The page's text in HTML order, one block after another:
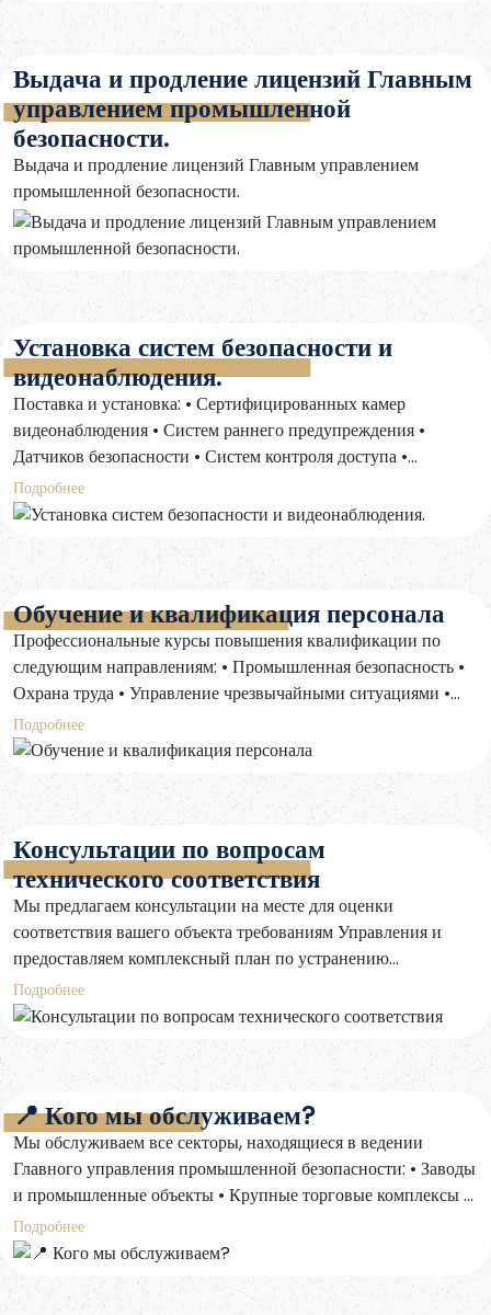
Выдача и продление лицензий Главным
управлением промышленной
безопасности.
Выдача и продление лицензий Главным управлением
промышленной безопасности.
Установка систем безопасности и
видеонаблюдения.
Поставка и установка: • Сертифицированных камер
видеонаблюдения • Систем раннего предупреждения •
Датчиков безопасности • Систем контроля доступа •
Автоматических систем пожаротушения
Подробнее
Обучение и квалификация персонала
Профессиональные курсы повышения квалификации по
следующим направлениям: • Промышленная безопасность •
Охрана труда • Управление чрезвычайными ситуациями •
Пожаротушение
Подробнее
Консультации по вопросам
технического соответствия
Мы предлагаем консультации на месте для оценки
соответствия вашего объекта требованиям Управления и
предоставляем комплексный план по устранению
выявленных нарушений или пробелов в безопасности.
Подробнее
📍 Кого мы обслуживаем?
Мы обслуживаем все секторы, находящиеся в ведении
Главного управления промышленной безопасности: • Заводы
и промышленные объекты • Крупные торговые комплексы •
Охранные компании • Энергетические и водоснабжающие
компании • Нефтегазовые объекты • Компании по
техническому обслуживанию и эксплуатации • Склады и
логистические центры
Подробнее